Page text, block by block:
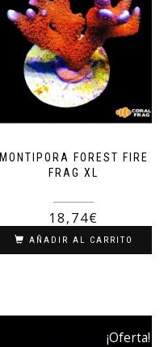
MONTIPORA FOREST FIRE
FRAG XL
24,99€
18,74€
AÑADIR AL CARRITO
¡Oferta!